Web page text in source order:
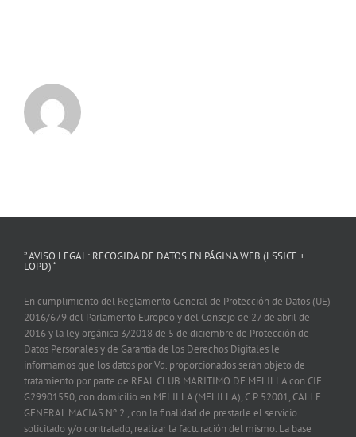
” AVISO LEGAL: RECOGIDA DE DATOS EN PÁGINA WEB (LSSICE +
LOPD) “
En cumplimiento del Reglamento General de Protección de Datos (UE)
2016/679 del Parlamento Europeo y del Consejo de 27 de abril de
2016 y la ley orgánica 3/2018 de 5 de diciembre de Protección de
Datos Personales y de Garantía de los Derechos Digitales le
informamos que los datos por Vd. proporcionados serán objeto de
tratamiento por parte de REAL CLUB MARITIMO DE MELILLA con CIF
G29901550, con domicilio en MELILLA (MELILLA), C.P. 52001, CALLE
GENERAL MACIAS Nº 2 , con la finalidad de prestarle el servicio
solicitado y/o contratado, realizar la facturación del mismo. La base